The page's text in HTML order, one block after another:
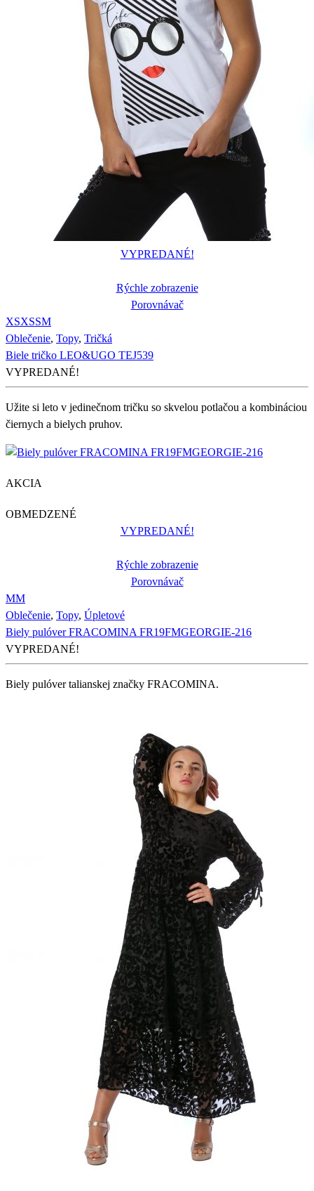
VYPREDANÉ!
Rýchle zobrazenie
Porovnávač
XSXSSM
Oblečenie, Topy, Tričká
Biele tričko LEO&UGO TEJ539
VYPREDANÉ!
Užite si leto v jedinečnom tričku so skvelou potlačou a kombináciou
čiernych a bielych pruhov.
AKCIA
OBMEDZENÉ
VYPREDANÉ!
Rýchle zobrazenie
Porovnávač
MM
Oblečenie, Topy, Úpletové
Biely pulóver FRACOMINA FR19FMGEORGIE-216
VYPREDANÉ!
Biely pulóver talianskej značky FRACOMINA.